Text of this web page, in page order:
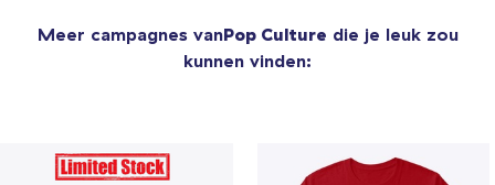
Meer campagnes vanPop Culture die je leuk zou
kunnen vinden: